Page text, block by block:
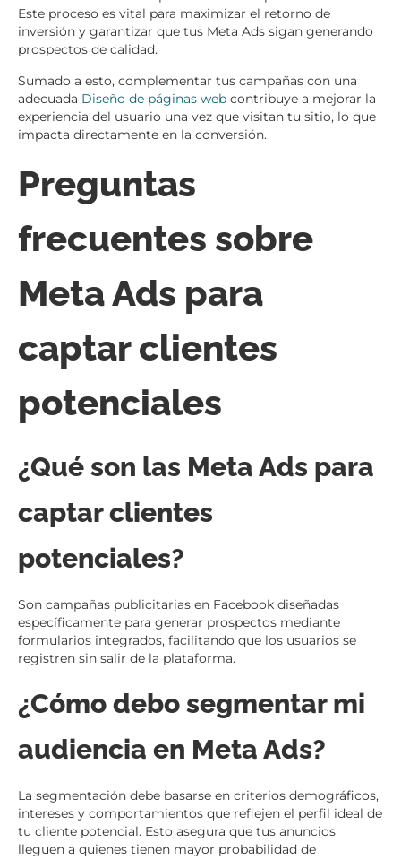
Este proceso es vital para maximizar el retorno de
inversión y garantizar que tus Meta Ads sigan generando
prospectos de calidad.
Sumado a esto, complementar tus campañas con una
adecuada Diseño de páginas web contribuye a mejorar la
experiencia del usuario una vez que visitan tu sitio, lo que
impacta directamente en la conversión.
Preguntas
frecuentes sobre
Meta Ads para
captar clientes
potenciales
¿Qué son las Meta Ads para
captar clientes
potenciales?
Son campañas publicitarias en Facebook diseñadas
específicamente para generar prospectos mediante
formularios integrados, facilitando que los usuarios se
registren sin salir de la plataforma.
¿Cómo debo segmentar mi
audiencia en Meta Ads?
La segmentación debe basarse en criterios demográficos,
intereses y comportamientos que reflejen el perfil ideal de
tu cliente potencial. Esto asegura que tus anuncios
lleguen a quienes tienen mayor probabilidad de